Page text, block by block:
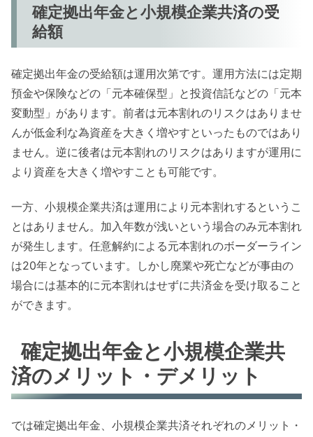
確定拠出年金と小規模企業共済の受
給額
確定拠出年金の受給額は運用次第です。運用方法には定期
預金や保険などの「元本確保型」と投資信託などの「元本
変動型」があります。前者は元本割れのリスクはありませ
んが低金利な為資産を大きく増やすといったものではあり
ません。逆に後者は元本割れのリスクはありますが運用に
より資産を大きく増やすことも可能です。
一方、小規模企業共済は運用により元本割れするというこ
とはありません。加入年数が浅いという場合のみ元本割れ
が発生します。任意解約による元本割れのボーダーライン
は20年となっています。しかし廃業や死亡などが事由の
場合には基本的に元本割れはせずに共済金を受け取ること
ができます。
確定拠出年金と小規模企業共
済のメリット・デメリット
では確定拠出年金、小規模企業共済それぞれのメリット・